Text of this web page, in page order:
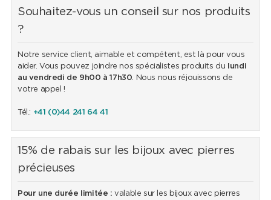
Souhaitez-vous un conseil sur nos produits
?
Notre service client, aimable et compétent, est là pour vous
aider. Vous pouvez joindre nos spécialistes produits du
lundi
au vendredi de 9h00 à 17h30. Nous nous réjouissons de
votre appel !
Tél.: +41 (0)44 241 64 41
15% de rabais sur les bijoux avec pierres
précieuses
Pour une durée limitée : valable sur les bijoux avec pierres